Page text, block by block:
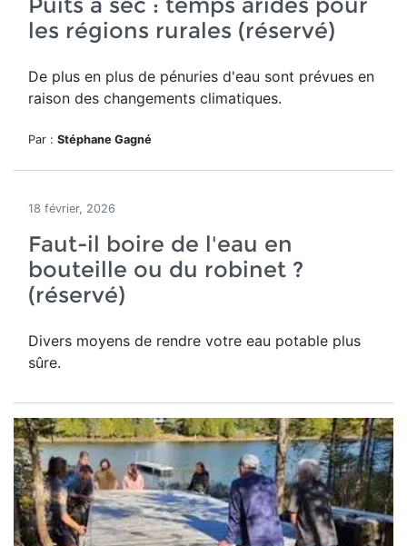
les régions rurales (réservé)
De plus en plus de pénuries d'eau sont prévues en
raison des changements climatiques.
Par : Stéphane Gagné
18 février, 2026
Faut-il boire de l'eau en
bouteille ou du robinet ?
(réservé)
Divers moyens de rendre votre eau potable plus
sûre.